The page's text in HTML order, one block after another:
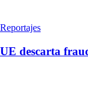
Reportajes
UE descarta